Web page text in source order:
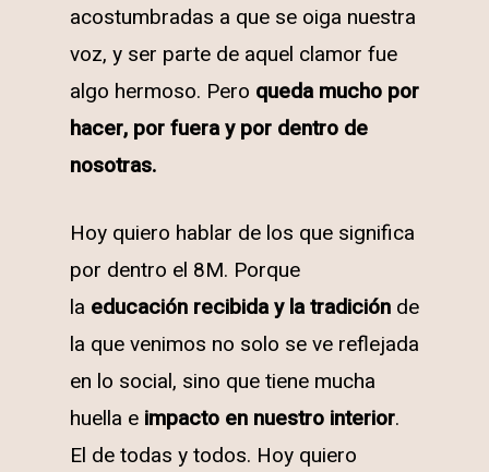
acostumbradas a que se oiga nuestra
voz, y ser parte de aquel clamor fue
algo hermoso. Pero queda mucho por
hacer, por fuera y por dentro de
nosotras.
Hoy quiero hablar de los que significa
por dentro el 8M. Porque
la educación recibida y la tradición de
la que venimos no solo se ve reflejada
en lo social, sino que tiene mucha
huella e impacto en nuestro interior.
El de todas y todos. Hoy quiero